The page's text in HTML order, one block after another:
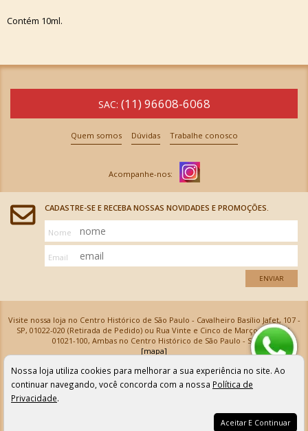
Contém 10ml.
SAC: (11) 96608-6068
Quem somos Dúvidas Trabalhe conosco
CADASTRE-SE E RECEBA NOSSAS NOVIDADES E PROMOÇÕES.
Nome
Email
ENVIAR
Visite nossa loja no Centro Histórico de São Paulo - Cavalheiro Basílio Jafet, 107 -
SP, 01022-020 (Retirada de Pedido) ou Rua Vinte e Cinco de Março, 576 - SP,
01021-100, Ambas no Centro Histórico de São Paulo - SP
[mapa]
Armarinhos Santa Cecília Ltda | CNPJ: 61.069.639/0001-18
Os preços e as condições de pagamento apresentadas na loja virtual não valem para nossa loja física e
podem sofrer alterações sem aviso prévio. Vendas com cartão de crédito sujeitas a análise e
confirmação de dados.
Nossa loja utiliza cookies para melhorar a sua experiência no site. Ao
continuar navegando, você concorda com a nossa Política de
Privacidade.
Aceitar E Continuar